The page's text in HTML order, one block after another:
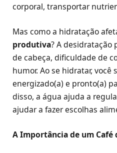
corporal, transportar
Mas como a hidratação
produtiva? A desidratação
de cabeça, dificuldade de
humor. Ao se hidratar, você
energizado(a) e pronto(a)
disso, a água ajuda a
ajudar a fazer escolhas
A Importância de um